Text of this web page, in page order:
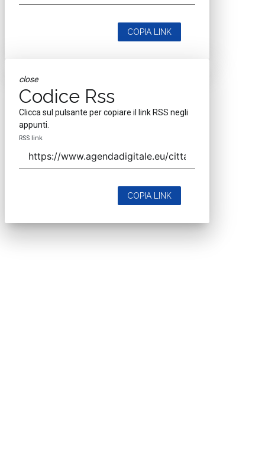
COPIA LINK
close
Codice Rss
Clicca sul pulsante per copiare il link RSS negli
appunti.
RSS link
COPIA LINK